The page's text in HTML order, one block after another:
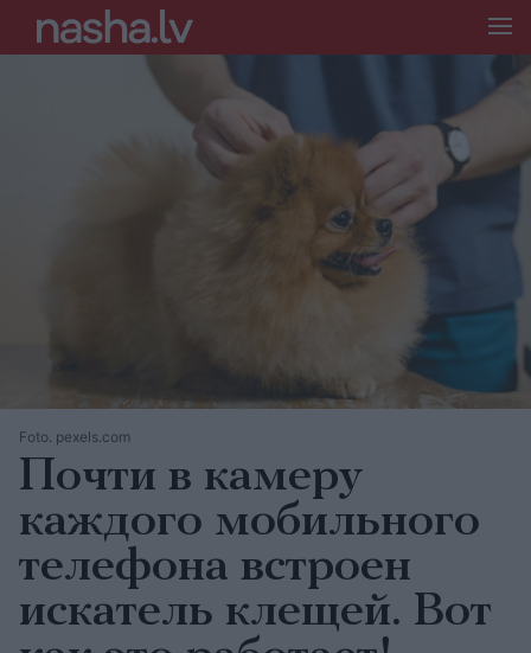
Foto. pexels.com
Почти в камеру
каждого мобильного
телефона встроен
искатель клещей. Вот